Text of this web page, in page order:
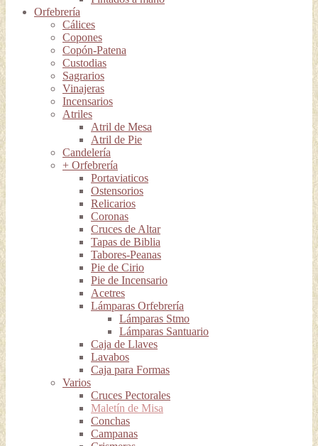
Orfebrería
Cálices
Copones
Copón-Patena
Custodias
Sagrarios
Vinajeras
Incensarios
Atriles
Atril de Mesa
Atril de Pie
Candelería
+ Orfebrería
Portaviaticos
Ostensorios
Relicarios
Coronas
Cruces de Altar
Tapas de Biblia
Tabores-Peanas
Pie de Cirio
Pie de Incensario
Acetres
Lámparas Orfebrería
Lámparas Stmo
Lámparas Santuario
Caja de Llaves
Lavabos
Caja para Formas
Varios
Cruces Pectorales
Maletín de Misa
Conchas
Campanas